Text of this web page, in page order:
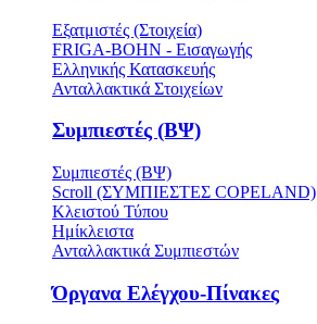
Εξατμιστές (Στοιχεία)
FRIGA-BOHN - Εισαγωγής
Ελληνικής Κατασκευής
Ανταλλακτικά Στοιχείων
Συμπιεστές (ΒΨ)
Συμπιεστές (ΒΨ)
Scroll (ΣΥΜΠΙΕΣΤΕΣ COPELAND)
Κλειστού Τύπου
Ημίκλειστα
Ανταλλακτικά Συμπιεστών
Όργανα Ελέγχου-Πίνακες